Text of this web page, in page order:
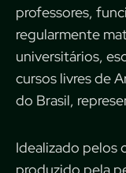
professores,
regularmente
universitários,
cursos livres de
do Brasil,
Idealizado pelos